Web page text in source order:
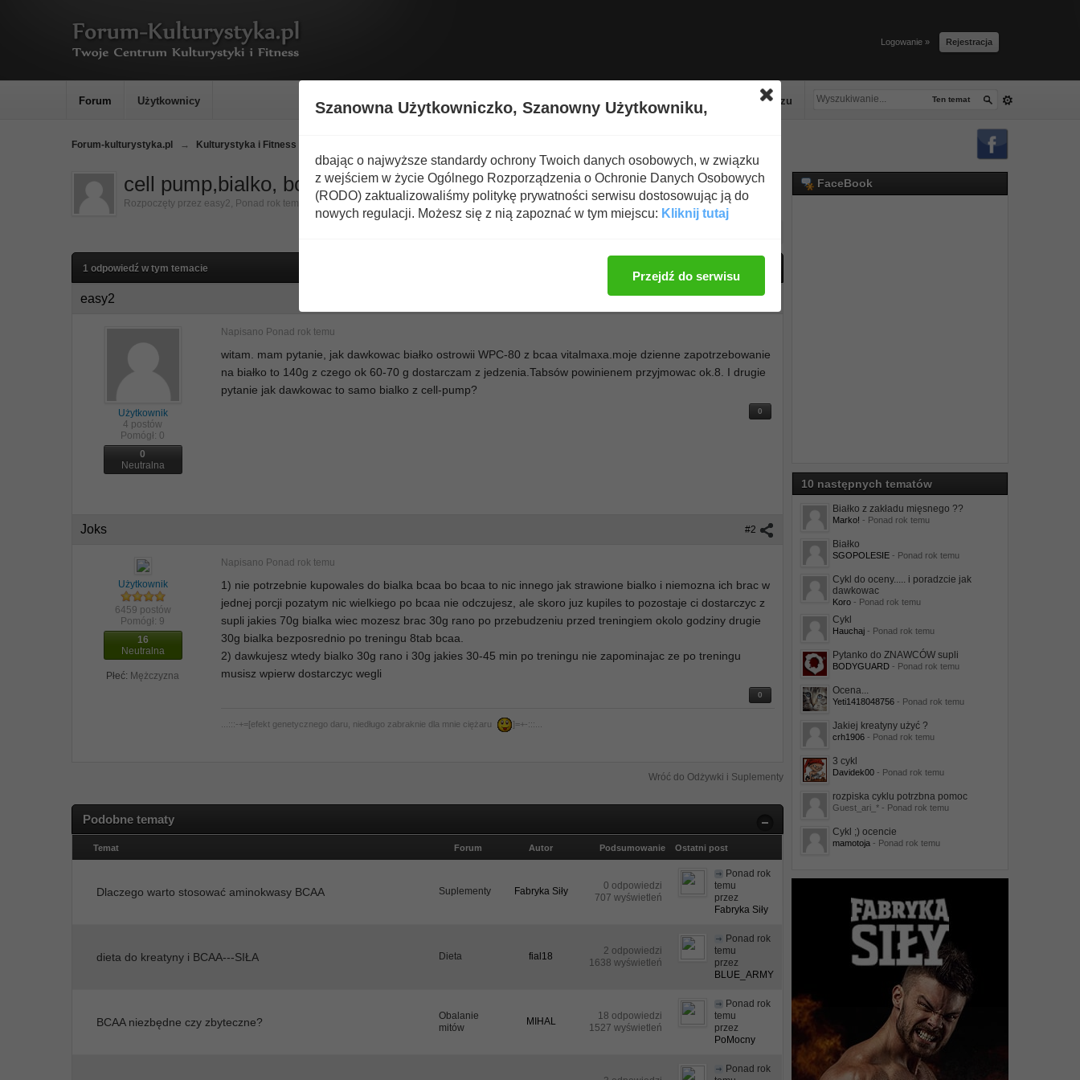
Logowanie » Rejestracja
Ten temat
Spalacze tłuszczu
Wyświetl nową zawartość
Forum Użytkownicy
Forum-kulturystyka.pl → Kulturystyka i Fitness
cell pump,bialko, bcaa
Rozpoczęty przez easy2, Ponad rok temu
1 odpowiedź w tym temacie
#1
easy2
Użytkownik
4 postów
Pomógł: 0
0
Neutralna
Napisano Ponad rok temu
witam. mam pytanie, jak dawkowac białko ostrowii WPC-80 z bcaa vitalmaxa.moje dzienne zapotrzebowanie
na białko to 140g z czego ok 60-70 g dostarczam z jedzenia.Tabsów powinienem przyjmowac ok.8. I drugie
pytanie jak dawkowac to samo bialko z cell-pump?
0
#2
Joks
Użytkownik
6459 postów
Pomógł: 9
16
Neutralna
Płeć: Mężczyzna
Napisano Ponad rok temu
1) nie potrzebnie kupowales do bialka bcaa bo bcaa to nic innego jak strawione bialko i niemozna ich brac w
jednej porcji pozatym nic wielkiego po bcaa nie odczujesz, ale skoro juz kupiles to pozostaje ci dostarczyc z
supli jakies 70g bialka wiec mozesz brac 30g rano po przebudzeniu przed treningiem okolo godziny drugie
30g bialka bezposrednio po treningu 8tab bcaa.
2) dawkujesz wtedy bialko 30g rano i 30g jakies 30-45 min po treningu nie zapominajac ze po treningu
musisz wpierw dostarczyc wegli
0
...:::-+=[efekt genetycznego daru, niedługo zabraknie dla mnie ciężaru ]=+-:::...
Wróć do Odżywki i Suplementy
Podobne tematy
Temat Forum Autor Podsumowanie Ostatni post
Dlaczego warto stosować aminokwasy BCAA Suplementy Fabryka Siły
0 odpowiedzi
707 wyświetleń
Ponad rok
temu
przez
Fabryka Siły
dieta do kreatyny i BCAA---SIŁA Dieta fial18
2 odpowiedzi
1638 wyświetleń
Ponad rok
temu
przez
BLUE_ARMY
BCAA niezbędne czy zbyteczne?
Obalanie
mitów
MIHAL
18 odpowiedzi
1527 wyświetleń
Ponad rok
temu
przez
PoMocny
Ponad rok
FaceBook
10 następnych tematów
Białko z zakładu mięsnego ??
Marko! - Ponad rok temu
Białko
SGOPOLESIE- Ponad rok temu
Cykl do oceny..... i poradzcie jak
dawkowac
Koro- Ponad rok temu
Cykl
Hauchaj- Ponad rok temu
Pytanko do ZNAWCÓW supli
BODYGUARD- Ponad rok temu
Ocena...
Yeti1418048756- Ponad rok temu
Jakiej kreatyny użyć ?
crh1906- Ponad rok temu
3 cykl
Davidek00- Ponad rok temu
rozpiska cyklu potrzbna pomoc
Guest_ari_* - Ponad rok temu
Cykl ;) ocencie
mamotoja- Ponad rok temu
Szanowna Użytkowniczko, Szanowny Użytkowniku,
dbając o najwyższe standardy ochrony Twoich danych osobowych, w związku
z wejściem w życie Ogólnego Rozporządzenia o Ochronie Danych Osobowych
(RODO) zaktualizowaliśmy politykę prywatności serwisu dostosowując ją do
nowych regulacji. Możesz się z nią zapoznać w tym miejscu: Kliknij tutaj
Przejdź do serwisu